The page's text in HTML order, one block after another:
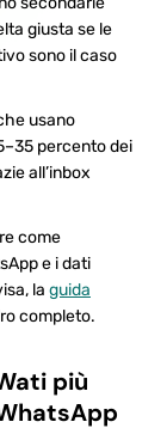
giusta se le
sono il caso
usano
percento dei
all’inbox
come
e i dati
la guida
completo.
più